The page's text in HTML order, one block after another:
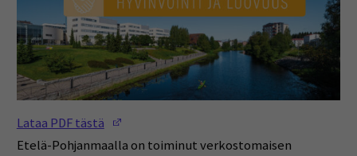
Lataa PDF tästä
Etelä-Pohjanmaalla on toiminut verkostomaisen